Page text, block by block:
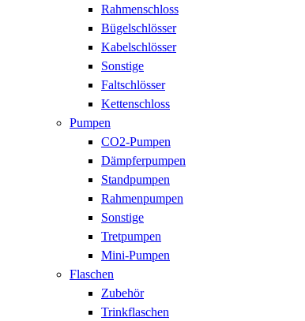
Rahmenschloss
Bügelschlösser
Kabelschlösser
Sonstige
Faltschlösser
Kettenschloss
Pumpen
CO2-Pumpen
Dämpferpumpen
Standpumpen
Rahmenpumpen
Sonstige
Tretpumpen
Mini-Pumpen
Flaschen
Zubehör
Trinkflaschen